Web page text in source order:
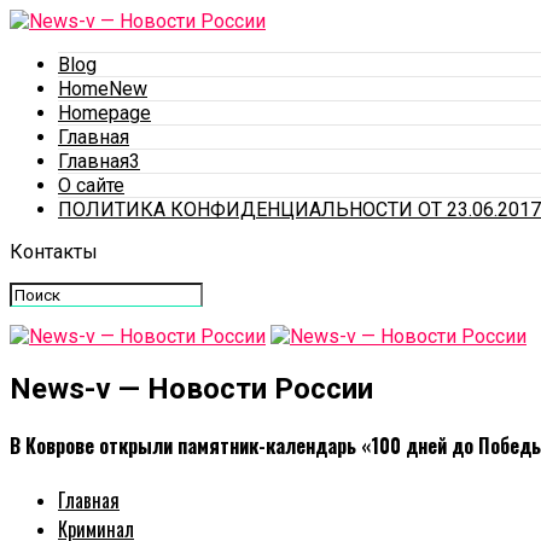
Blog
HomeNew
Homepage
Главная
Главная3
О сайте
ПОЛИТИКА КОНФИДЕНЦИАЛЬНОСТИ ОТ 23.06.2017
Контакты
News-v — Новости России
В Коврове открыли памятник-календарь «100 дней до
Главная
Криминал